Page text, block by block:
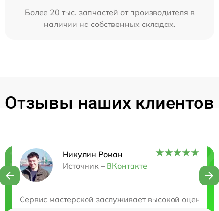
Более 20 тыс. запчастей от производителя в
наличии на собственных складах.
Отзывы наших клиентов
Никулин Роман
Источник – ВКонтакте
Сервис мастерской заслуживает высокой оценки,
Нужна консультация?